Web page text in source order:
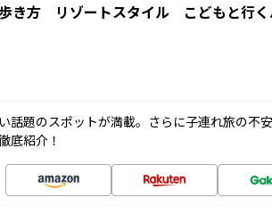
き方 リゾートスタイル こどもと行
話題のスポットが満載。さらに子連れ旅の不
底紹介！